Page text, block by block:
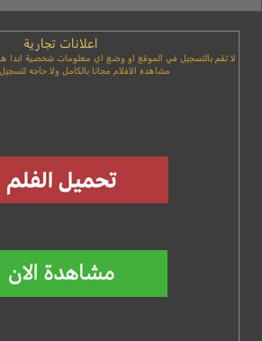
اعلانات تجارية
لا تقم بالتسجيل في الموقع او وضع اي معلومات شخصية ابدا
مشاهده الافلام مجانا بالكامل ولا حاجه